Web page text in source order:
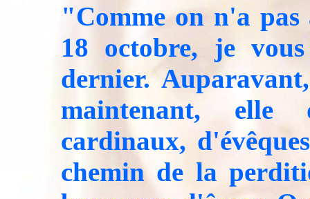
"Comme on n'a pas
18 octobre, je
dernier.
maintenant, elle
cardinaux,
chemin de la